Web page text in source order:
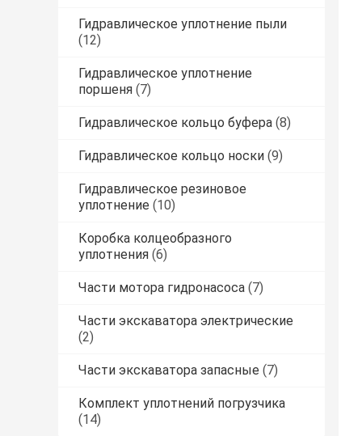
Гидравлическое уплотнение пыли
(12)
Гидравлическое уплотнение
поршеня (7)
Гидравлическое кольцо буфера (8)
Гидравлическое кольцо носки (9)
Гидравлическое резиновое
уплотнение (10)
Коробка колцеобразного
уплотнения (6)
Части мотора гидронасоса (7)
Части экскаватора электрические
(2)
Части экскаватора запасные (7)
Комплект уплотнений погрузчика
(14)